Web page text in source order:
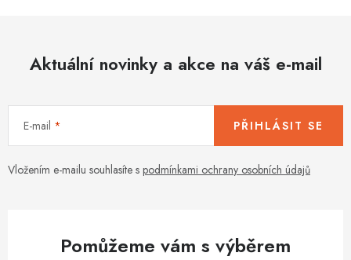
Aktuální novinky a akce na váš e-mail
E-mail
Vložením e-mailu souhlasíte s podmínkami ochrany osobních údajů
PŘIHLÁSIT SE
Pomůžeme vám s výběrem